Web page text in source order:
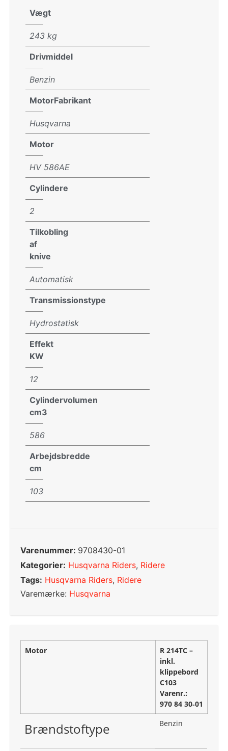
Vægt
243 kg
Drivmiddel
Benzin
MotorFabrikant
Husqvarna
Motor
HV 586AE
Cylindere
2
Tilkobling
af
knive
Automatisk
Transmissionstype
Hydrostatisk
Effekt
KW
12
Cylindervolumen
cm3
586
Arbejdsbredde
cm
103
Varenummer: 9708430-01
Kategorier: Husqvarna Riders, Ridere
Tags: Husqvarna Riders, Ridere
Varemærke: Husqvarna
Motor
R 214TC –
inkl.
klippebord
C103
Varenr.:
970 84 30‑01
Brændstoftype Benzin